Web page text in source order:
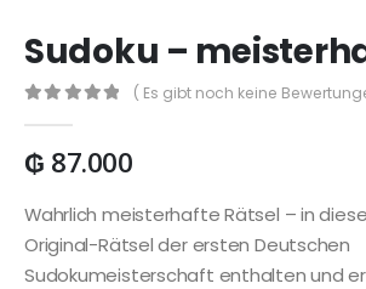
Sudoku –
( Es gibt noch keine
₲ 87.000
Wahrlich meisterhafte Rätsel – in
Original-Rätsel der ersten Deutschen
Sudokumeisterschaft enthalten und